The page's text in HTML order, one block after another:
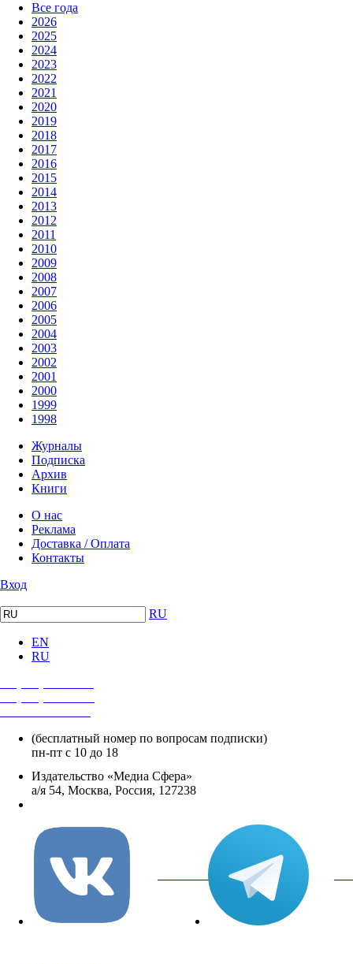
Все года
2026
2025
2024
2023
2022
2021
2020
2019
2018
2017
2016
2015
2014
2013
2012
2011
2010
2009
2008
2007
2006
2005
2004
2003
2002
2001
2000
1999
1998
Журналы
Подписка
Архив
Книги
О нас
Реклама
Доставка / Оплата
Контакты
Вход
RU
EN
RU
(бесплатный номер по вопросам подписки)
пн-пт с 10 до 18
Издательство «Медиа Сфера»
а/я 54, Москва, Россия, 127238
вКонтакте